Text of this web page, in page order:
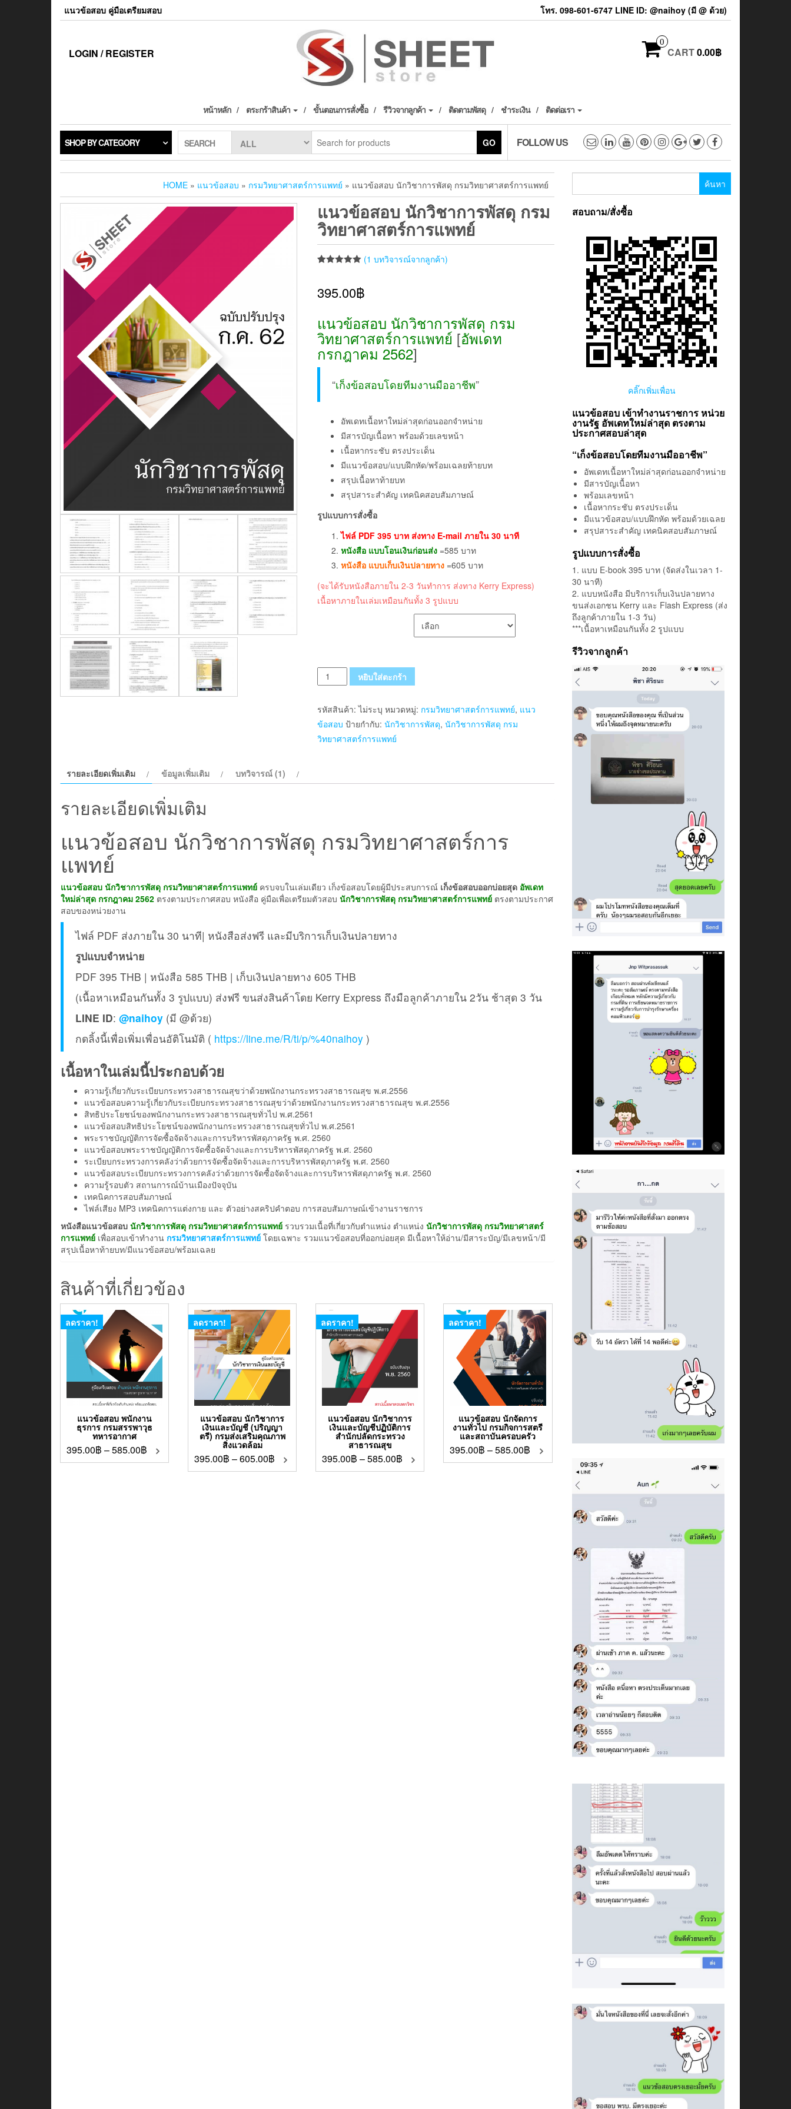
แนวข้อสอบ คู่มือเตรียมสอบ โทร. 098-601-6747 LINE ID: @naihoy (มี @ ด้วย)
LOGIN / REGISTER
0
CART0.00฿
หน้าหลัก ตระกร้าสินค้า ขั้นตอนการสั่งซื้อ รีวิวจากลูกค้า ติดตามพัสดุ ชำระเงิน ติดต่อเรา
SHOP BY CATEGORY SEARCH GO FOLLOW US
HOME » แนวข้อสอบ » กรมวิทยาศาสตร์การแพทย์ » แนวข้อสอบ นักวิชาการพัสดุ กรมวิทยาศาสตร์การแพทย์
แนวข้อสอบ นักวิชาการพัสดุ กรม
วิทยาศาสตร์การแพทย์
คะแนนเต็ม
บนการให้
(1 บทวิจารณ์จากลูกค้า)
395.00฿
แนวข้อสอบ นักวิชาการพัสดุ กรม
วิทยาศาสตร์การแพทย์ [อัพเดท
กรกฎาคม 2562]
“เก็งข้อสอบโดยทีมงานมืออาชีพ”
อัพเดทเนื้อหาใหม่ล่าสุดก่อนออกจำหน่าย
มีสารบัญเนื้อหา พร้อมด้วยเลขหน้า
เนื้อหากระชับ ตรงประเด็น
มีแนวข้อสอบ/แบบฝึกหัด/พร้อมเฉลยท้ายบท
สรุปเนื้อหาท้ายบท
สรุปสาระสำคัญ เทคนิคสอบสัมภาษณ์
รูปแบบการสั่งซื้อ
ไฟล์ PDF 395 บาท ส่งทาง E-mail ภายใน 30 นาที
หนังสือ แบบโอนเงินก่อนส่ง =585 บาท
หนังสือ แบบเก็บเงินปลายทาง=605 บาท
(จะได้รับหนังสือภายใน 2-3 วันทำการ ส่งทาง Kerry Express)
เนื้อหาภายในเล่มเหมือนกันทั้ง 3 รูปแบบ
จำนวน
แนว
นัก
หยิบใส่ตะกร้า
รหัสสินค้า:ไม่ระบุ หมวดหมู่: กรมวิทยาศาสตร์การแพทย์, แนว
ข้อสอบ ป้ายกำกับ: นักวิชาการพัสดุ, นักวิชาการพัสดุ กรม
วิทยาศาสตร์การแพทย์
รายละเอียดเพิ่มเติม ข้อมูลเพิ่มเติม บทวิจารณ์ (1)
รายละเอียดเพิ่มเติม
แนวข้อสอบ นักวิชาการพัสดุ กรมวิทยาศาสตร์การ
แพทย์
แนวข้อสอบ นักวิชาการพัสดุ กรมวิทยาศาสตร์การแพทย์ ครบจบในเล่มเดียว เก็งข้อสอบโดยผู้มีประสบการณ์ เก็งข้อสอบออกบ่อยสุด อัพเดท
ใหม่ล่าสุด กรกฎาคม 2562 ตรงตามประกาศสอบ หนังสือ คู่มือเพื่อเตรียมตัวสอบ นักวิชาการพัสดุ กรมวิทยาศาสตร์การแพทย์ ตรงตามประกาศ
สอบของหน่วยงาน
ไฟล์ PDF ส่งภายใน 30 นาที| หนังสือส่งฟรี และมีบริการเก็บเงินปลายทาง
รูปแบบจำหน่าย
PDF 395 THB | หนังสือ 585 THB | เก็บเงินปลายทาง 605 THB
(เนื้อหาเหมือนกันทั้ง 3 รูปแบบ) ส่งฟรี ขนส่งสินค้าโดย Kerry Express ถึงมือลูกค้าภายใน 2วัน ช้าสุด 3 วัน
LINE ID: @naihoy (มี @ด้วย)
กดลิ้งนี้เพื่อเพิ่มเพื่อนอัติโนมัติ ( https://line.me/R/ti/p/%40naihoy )
เนื้อหาในเล่มนี้ประกอบด้วย
ความรู้เกี่ยวกับระเบียบกระทรวงสาธารณสุขว่าด้วยพนักงานกระทรวงสาธารณสุข พ.ศ.2556
แนวข้อสอบความรู้เกี่ยวกับระเบียบกระทรวงสาธารณสุขว่าด้วยพนักงานกระทรวงสาธารณสุข พ.ศ.2556
สิทธิประโยชน์ของพนักงานกระทรวงสาธารณสุขทั่วไป พ.ศ.2561
แนวข้อสอบสิทธิประโยชน์ของพนักงานกระทรวงสาธารณสุขทั่วไป พ.ศ.2561
พระราชบัญญัติการจัดซื้อจัดจ้างและการบริหารพัสดุภาครัฐ พ.ศ. 2560
แนวข้อสอบพระราชบัญญัติการจัดซื้อจัดจ้างและการบริหารพัสดุภาครัฐ พ.ศ. 2560
ระเบียบกระทรวงการคลังว่าด้วยการจัดซื้อจัดจ้างและการบริหารพัสดุภาครัฐ พ.ศ. 2560
แนวข้อสอบระเบียบกระทรวงการคลังว่าด้วยการจัดซื้อจัดจ้างและการบริหารพัสดุภาครัฐ พ.ศ. 2560
ความรู้รอบตัว สถานการณ์บ้านเมืองปัจจุบัน
เทคนิคการสอบสัมภาษณ์
ไฟล์เสียง MP3 เทคนิคการแต่งกาย และ ตัวอย่างสคริปคำตอบ การสอบสัมภาษณ์เข้างานราชการ
หนังสือแนวข้อสอบ นักวิชาการพัสดุ กรมวิทยาศาสตร์การแพทย์ รวบรวมเนื้อที่เกี่ยวกับตำแหน่ง ตำแหน่ง นักวิชาการพัสดุ กรมวิทยาศาสตร์
การแพทย์ เพื่อสอบเข้าทำงาน กรมวิทยาศาสตร์การแพทย์ โดยเฉพาะ รวมแนวข้อสอบที่ออกบ่อยสุด มีเนื้อหาให้อ่าน/มีสาระบัญ/มีเลขหน้า/มี
สรุปเนื้อหาท้ายบท/มีแนวข้อสอบ/พร้อมเฉลย
สินค้าที่เกี่ยวข้อง
ลดราคา!
แนวข้อสอบ พนักงาน
ธุรการ กรมสรรพาวุธ
ทหารอากาศ
395.00฿ –585.00฿
ลดราคา!
แนวข้อสอบ นักวิชาการ
เงินและบัญชี (ปริญญา
ตรี) กรมส่งเสริมคุณภาพ
สิ่งแวดล้อม
395.00฿ –605.00฿
ลดราคา!
แนวข้อสอบ นักวิชาการ
เงินและบัญชีปฏิบัติการ
สำนักปลัดกระทรวง
สาธารณสุข
395.00฿ –585.00฿
ลดราคา!
แนวข้อสอบ นักจัดการ
งานทั่วไป กรมกิจการสตรี
และสถาบันครอบครัว
395.00฿ –585.00฿
สอบถาม/สั่งซื้อ
คลิ๊กเพิ่มเพื่อน
แนวข้อสอบ เข้าทำงานราชการ หน่วย
งานรัฐ อัพเดทใหม่ล่าสุด ตรงตาม
ประกาศสอบล่าสุด
“เก็งข้อสอบโดยทีมงานมืออาชีพ”
อัพเดทเนื้อหาใหม่ล่าสุดก่อนออกจำหน่าย
มีสารบัญเนื้อหา
พร้อมเลขหน้า
เนื้อหากระชับ ตรงประเด็น
มีแนวข้อสอบ/แบบฝึกหัด พร้อมด้วยเฉลย
สรุปสาระสำคัญ เทคนิคสอบสัมภาษณ์
รูปแบบการสั่งซื้อ
1. แบบ E-book 395 บาท (จัดส่งในเวลา 1-
30 นาที)
2. แบบหนังสือ มีบริการเก็บเงินปลายทาง
ขนส่งเอกชน Kerry และ Flash Express (ส่ง
ถึงลูกค้าภายใน 1-3 วัน)
***เนื้อหาเหมือนกันทั้ง 2 รูปแบบ
รีวิวจากลูกค้า